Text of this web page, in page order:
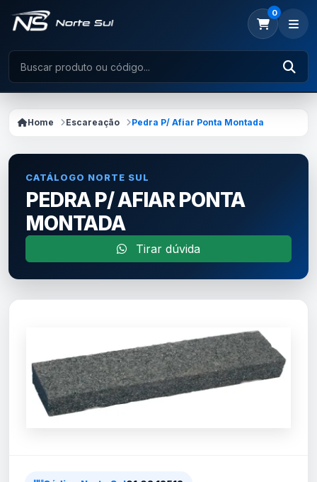
0
Home Escareação Pedra P/ Afiar Ponta Montada
CATÁLOGO NORTE SUL
PEDRA P/ AFIAR PONTA
MONTADA
Tirar dúvida